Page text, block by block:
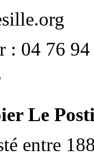
: 04 76
Le
entre